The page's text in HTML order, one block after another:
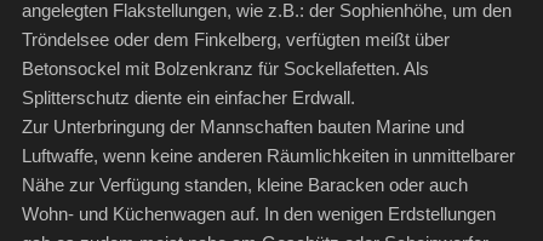
angelegten Flakstellungen, wie z.B.: der Sophienhöhe, um den
Tröndelsee oder dem Finkelberg, verfügten meißt über
Betonsockel mit Bolzenkranz für Sockellafetten. Als
Splitterschutz diente ein einfacher Erdwall.
Zur Unterbringung der Mannschaften bauten Marine und
Luftwaffe, wenn keine anderen Räumlichkeiten in unmittelbarer
Nähe zur Verfügung standen, kleine Baracken oder auch
Wohn- und Küchenwagen auf. In den wenigen Erdstellungen